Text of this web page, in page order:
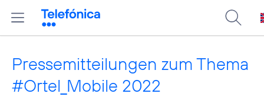
Pressemitteilungen zum Thema
#Ortel_Mobile 2022